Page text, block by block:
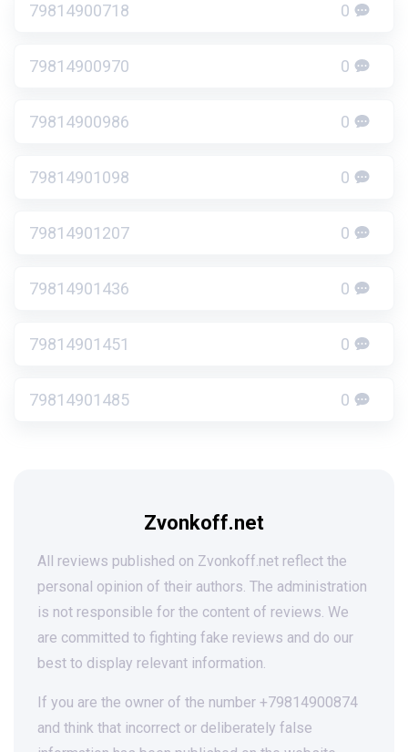
79814900718 0
79814900970 0
79814900986 0
79814901098 0
79814901207 0
79814901436 0
79814901451 0
79814901485 0
Zvonkoff.net
All reviews published on Zvonkoff.net reflect the
personal opinion of their authors. The administration
is not responsible for the content of reviews. We
are committed to fighting fake reviews and do our
best to display relevant information.
If you are the owner of the number +79814900874
and think that incorrect or deliberately false